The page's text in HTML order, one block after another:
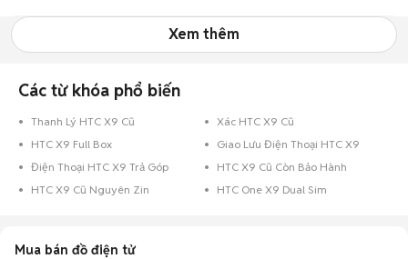
Xem thêm
Các từ khóa phổ biến
Thanh Lý HTC X9 Cũ
Xác HTC X9 Cũ
HTC X9 Full Box
Giao Lưu Điện Thoại HTC X9
Điện Thoại HTC X9 Trả Góp
HTC X9 Cũ Còn Bảo Hành
HTC X9 Cũ Nguyên Zin
HTC One X9 Dual Sim
Mua bán đồ điện tử